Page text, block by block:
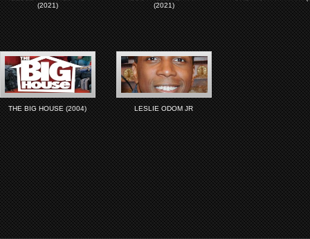
(2021)
(2021)
THE BIG HOUSE (2004) LESLIE ODOM JR